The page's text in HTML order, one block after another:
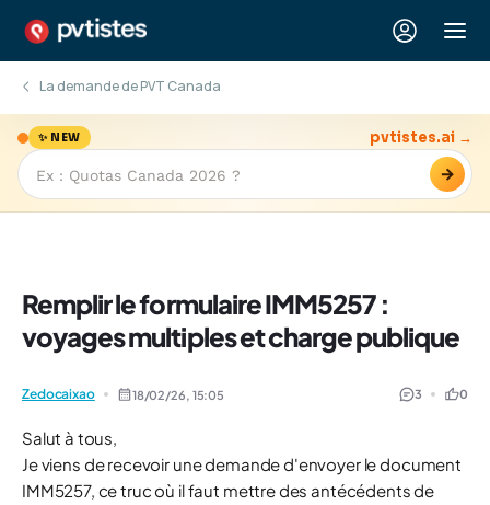
La demande de PVT Canada
✨ NEW
→
pvtistes.ai →
Remplir le formulaire IMM5257 :
voyages multiples et charge publique
Zedocaixao 18/02/26, 15:05 3 0
Salut à tous,
Je viens de recevoir une demande d'envoyer le document
IMM5257, ce truc où il faut mettre des antécédents de